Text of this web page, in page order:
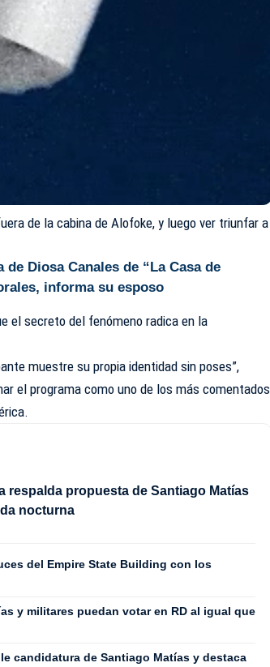
de la cabina de Alofoke, y luego ver triunfar a
de Diosa Canales de “La Casa de
informa su esposo
el secreto del fenómeno radica en la
muestre su propia identidad sin poses”,
el programa como uno de los más comentados
respalda propuesta de Santiago Matías
nocturna
del Empire State Building con los
y militares puedan votar en RD al igual que
candidatura de Santiago Matías y destaca